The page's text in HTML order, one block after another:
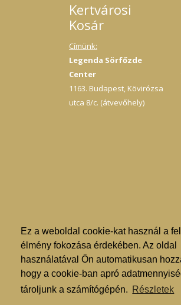
Ez a weboldal cookie-kat használ a
élmény fokozása érdekében. Az oldal
használatával Ön automatikusan
hogy a cookie-ban apró
tároljunk a számítógépén. Részletek
Kertvárosi
Kosár
Címünk:
Legenda Sörfőzde
Center
1163. Budapest, Kövirózsa
utca 8/c. (átvevőhely)